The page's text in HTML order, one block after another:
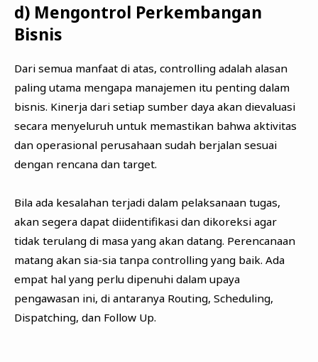
d) Mengontrol Perkembangan
Bisnis
Dari semua manfaat di atas, controlling adalah alasan
paling utama mengapa manajemen itu penting dalam
bisnis. Kinerja dari setiap sumber daya akan dievaluasi
secara menyeluruh untuk memastikan bahwa aktivitas
dan operasional perusahaan sudah berjalan sesuai
dengan rencana dan target.
Bila ada kesalahan terjadi dalam pelaksanaan tugas,
akan segera dapat diidentifikasi dan dikoreksi agar
tidak terulang di masa yang akan datang. Perencanaan
matang akan sia-sia tanpa controlling yang baik. Ada
empat hal yang perlu dipenuhi dalam upaya
pengawasan ini, di antaranya Routing, Scheduling,
Dispatching, dan Follow Up.